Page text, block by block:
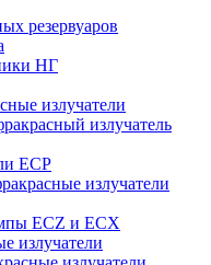
резервуаров
НГ
излучатели
излучатель
ECP
излучатели
ECZ и ECX
излучатели